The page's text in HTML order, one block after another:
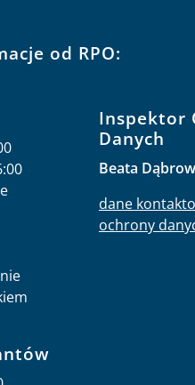
od RPO:
Inspektor
Danych
Beata
dane
ochrony